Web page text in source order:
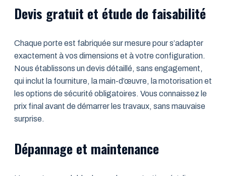
Devis gratuit et étude de faisabilité
Chaque porte est fabriquée sur mesure pour s’adapter
exactement à vos dimensions et à votre configuration.
Nous établissons un devis détaillé, sans engagement,
qui inclut la fourniture, la main-d’œuvre, la motorisation et
les options de sécurité obligatoires. Vous connaissez le
prix final avant de démarrer les travaux, sans mauvaise
surprise.
Dépannage et maintenance